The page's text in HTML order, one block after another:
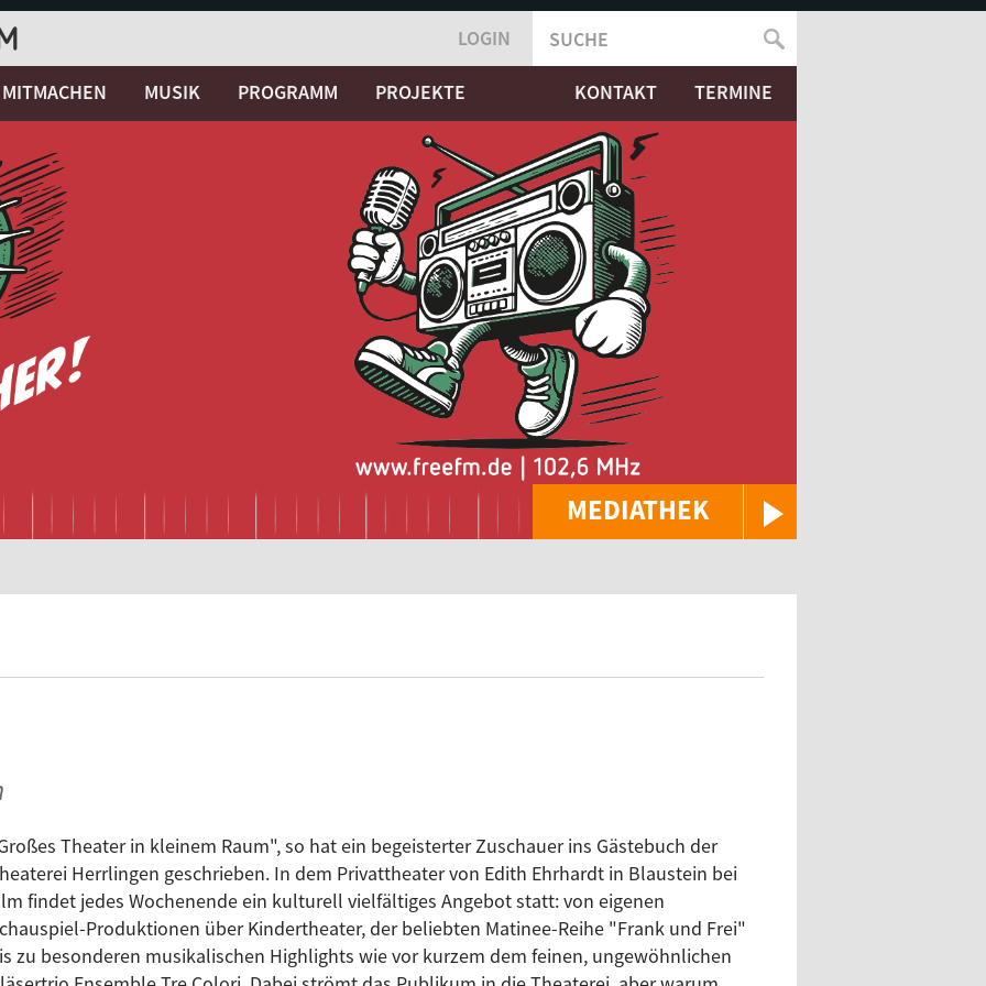
MEDIATHEK
LOGIN
SUCHFORMULAR
SUCHE
MITMACHEN MUSIK PROGRAMM PROJEKTE KONTAKT TERMINE
Theater in kleinem Raum", so hat ein begeisterter Zuschauer ins Gästebuch der
Herrlingen geschrieben. In dem Privattheater von Edith Ehrhardt in Blaustein bei
findet jedes Wochenende ein kulturell vielfältiges Angebot statt: von eigenen
Produktionen über Kindertheater, der beliebten Matinee-Reihe "Frank und Frei"
zu besonderen musikalischen Highlights wie vor kurzem dem feinen, ungewöhnlichen